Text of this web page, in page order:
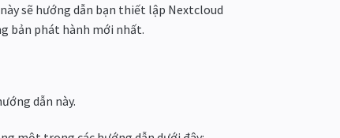
sẽ hướng dẫn bạn thiết lập Nextcloud
bản phát hành mới nhất.
dẫn này.